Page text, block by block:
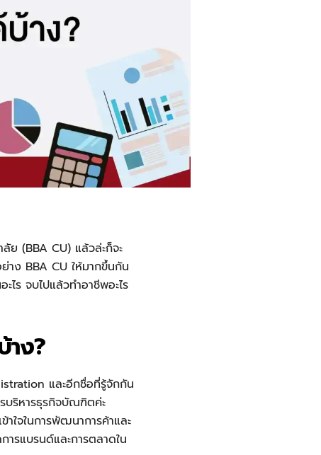
ย (BBA CU) แล้วล่ะก็จะ
ง BBA CU ให้มากขึ้นกัน
ไร จบไปแล้วทำอาชีพอะไร
าง?
และอีกชื่อที่รู้จักกัน
บริหารธุรกิจบัณฑิตค่ะ
าใจในการพัฒนาการค้าและ
รแบรนด์และการตลาดใน